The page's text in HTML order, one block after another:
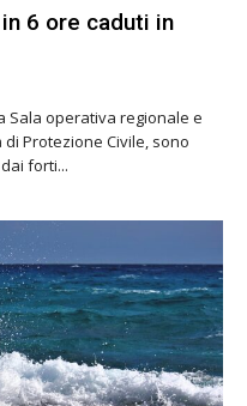
6 ore caduti in
Sala operativa regionale e
Protezione Civile, sono
forti...